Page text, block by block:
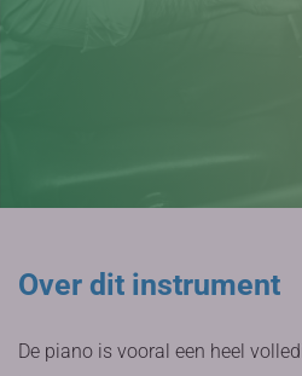
Over dit instrument
De piano is vooral een heel